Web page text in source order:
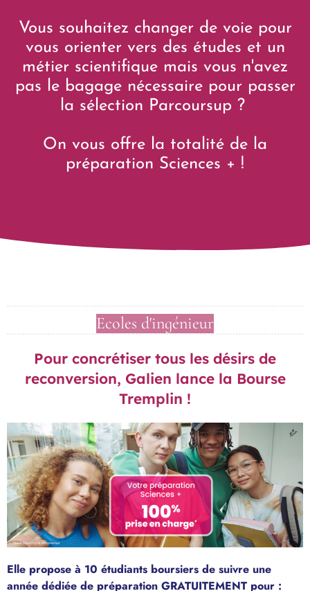
Vous souhaitez changer de voie pour
vous orienter vers des études et un
métier scientifique mais vous n'avez
pas le bagage nécessaire pour passer
la sélection Parcoursup?
On vous offre la totalité de la
préparation Sciences + !
Pour concrétiser tous les désirs de
reconversion, Galien lance la Bourse
Tremplin !
Elle propose à 10 étudiants boursiers de suivre une
année dédiée de préparation GRATUITEMENT pour :